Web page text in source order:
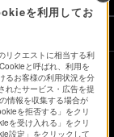
を利用してお
リクエストに相当する利
と呼ばれ、利用を
るお客様の利用状況を分
れたサービス・広告を提
情報を収集する場合が
を拒否する」をクリ
を受け入れる」をクリ
設定」をクリックして
ュースリリース